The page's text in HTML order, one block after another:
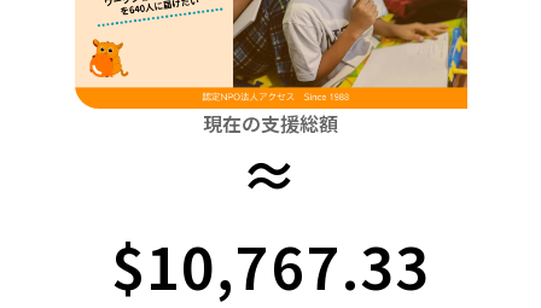
滋賀 京都 大阪 兵庫 奈良
島根 広島 山口
現在の支援総額
≈
$10,767.33